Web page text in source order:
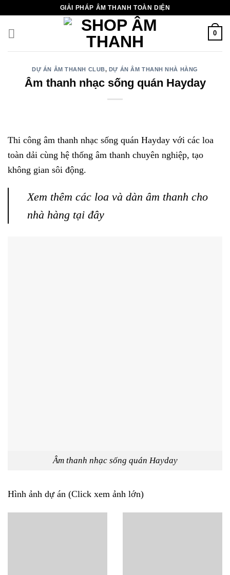
nội
GIẢI PHÁP ÂM THANH TOÀN DIỆN
0
DỰ ÁN ÂM THANH CLUB, DỰ ÁN ÂM THANH NHÀ HÀNG
Âm thanh nhạc sống quán Hayday
Thi công âm thanh nhạc sống quán Hayday với các loa
toàn dải cùng hệ thống âm thanh chuyên nghiệp, tạo
không gian sôi động.
Xem thêm các loa và dàn âm thanh cho
nhà hàng tại đây
Âm thanh nhạc sống quán Hayday
Hình ảnh dự án (Click xem ảnh lớn)